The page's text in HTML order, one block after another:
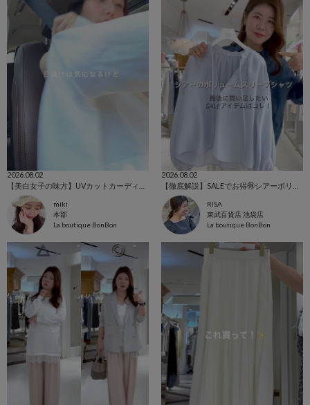
2026.08.02
miki
本部
La boutique BonBon
2026.08.02
RISA
東武百貨店 池袋店
La boutique BonBon